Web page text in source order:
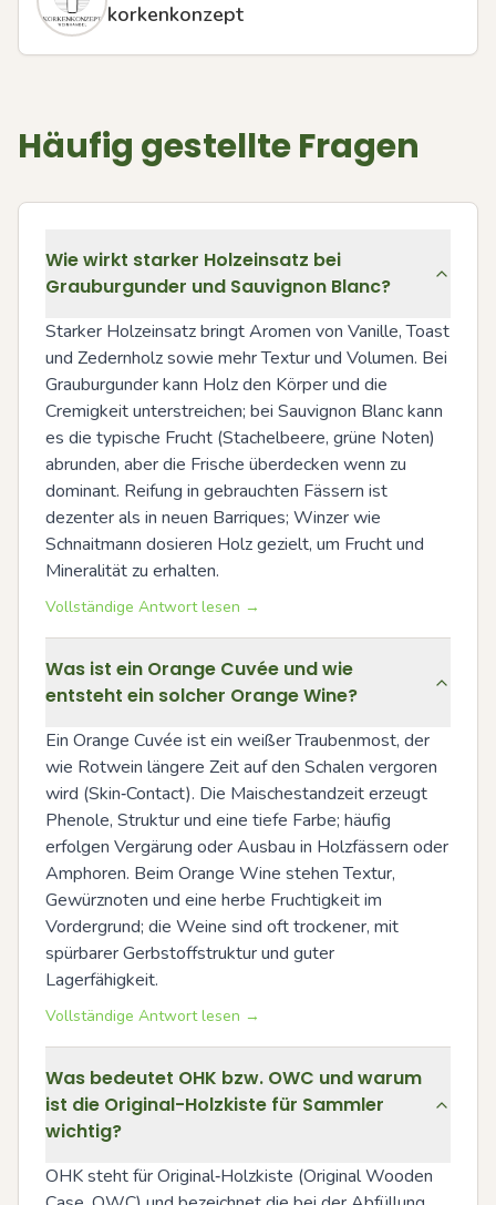
korkenkonzept
Häufig gestellte Fragen
Wie wirkt starker Holzeinsatz bei
Grauburgunder und Sauvignon Blanc?
Starker Holzeinsatz bringt Aromen von Vanille, Toast
und Zedernholz sowie mehr Textur und Volumen. Bei
Grauburgunder kann Holz den Körper und die
Cremigkeit unterstreichen; bei Sauvignon Blanc kann
es die typische Frucht (Stachelbeere, grüne Noten)
abrunden, aber die Frische überdecken wenn zu
dominant. Reifung in gebrauchten Fässern ist
dezenter als in neuen Barriques; Winzer wie
Schnaitmann dosieren Holz gezielt, um Frucht und
Mineralität zu erhalten.
Vollständige Antwort lesen →
Was ist ein Orange Cuvée und wie
entsteht ein solcher Orange Wine?
Ein Orange Cuvée ist ein weißer Traubenmost, der
wie Rotwein längere Zeit auf den Schalen vergoren
wird (Skin‑Contact). Die Maischestandzeit erzeugt
Phenole, Struktur und eine tiefe Farbe; häufig
erfolgen Vergärung oder Ausbau in Holzfässern oder
Amphoren. Beim Orange Wine stehen Textur,
Gewürznoten und eine herbe Fruchtigkeit im
Vordergrund; die Weine sind oft trockener, mit
spürbarer Gerbstoffstruktur und guter
Lagerfähigkeit.
Vollständige Antwort lesen →
Was bedeutet OHK bzw. OWC und warum
ist die Original-Holzkiste für Sammler
wichtig?
OHK steht für Original‑Holzkiste (Original Wooden